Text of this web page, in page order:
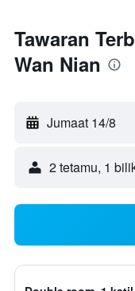
Tawaran
Wan Nian
Jumaat 14/8
2 tetamu, 1